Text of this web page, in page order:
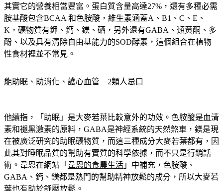
多數人以為大麥若葉只是一種「蔬菜補充品」，但韋恩說明，
其實它的營養相當豐富。蛋白質含量高達27%，還有多種必需
胺基酸包含BCAA 和色胺酸，維生素涵蓋A、B1、C、E、
K，礦物質有鉀、鈣、鎂、硒，另外還有GABA、類黃酮、多
酚、以及具有清除自由基能力的SOD酵素，這個組合在植物
他續指，「助眠」是大麥若葉比較意外的功效。色胺酸是血清
素和褪黑激素的原料，GABA是神經系統的天然煞車，鎂是現
在被廣泛研究的助眠礦物質，而這三種成分大麥若葉都有，因
此其對睡眠品質的幫助有實質的科學依據，而不只是行銷話
術。韋恩在網站「韋恩的食農生活」中補充，色胺酸、
GABA、鈣、鎂都是熱門的幫助精神放鬆的成分，所以大麥若